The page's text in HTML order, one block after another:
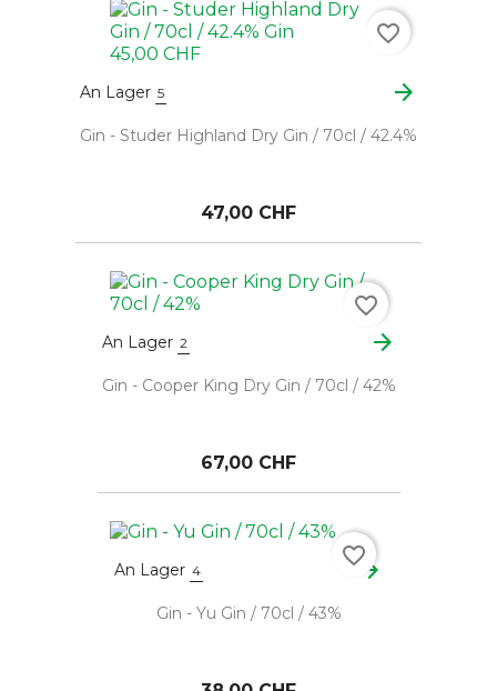
An Lager 5 arrow_forward
Gin - Studer Highland Dry Gin / 70cl / 42.4%
47,00 CHF
favorite_border
An Lager 2 arrow_forward
Gin - Cooper King Dry Gin / 70cl / 42%
67,00 CHF
favorite_border
An Lager 4 arrow_forward
Gin - Yu Gin / 70cl / 43%
favorite_border